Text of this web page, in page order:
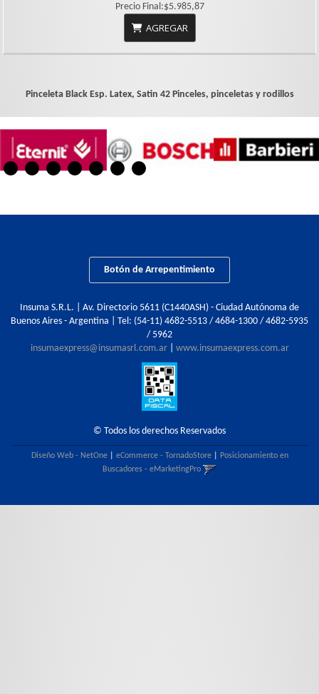
Precio Final:$5.985,87
AGREGAR
Pinceleta Black Esp. Latex, Satin 42 Pinceles, pinceletas y rodillos
Botón de Arrepentimiento
Insuma S.R.L. | Av. Directorio 5611 (C1440ASH) - Ciudad Autónoma de
Buenos Aires - Argentina | Tel: (54-11) 4682-5513 / 4684-1300 / 4682-5935
/ 5962
insumaexpress@insumasrl.com.ar| www.insumaexpress.com.ar
© Todos los derechos Reservados
Diseño Web - NetOne| eCommerce - TornadoStore|
Posicionamiento en
Buscadores - eMarketingPro